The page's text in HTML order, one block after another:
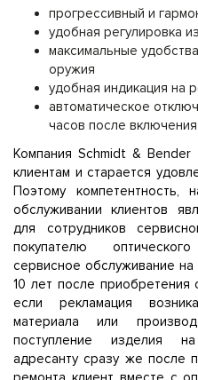
прогрессивный и
удобная регулировка
максимальные
оружия
удобная индикация на
автоматическое
часов после включения
Компания Schmidt & Bender
клиентам и старается
Поэтому компетентность,
обслуживании клиентов
для сотрудников
покупателю
сервисное обслуживание
10 лет после приобретения
если рекламация
материала или
поступление изделия
адресанту сразу же после